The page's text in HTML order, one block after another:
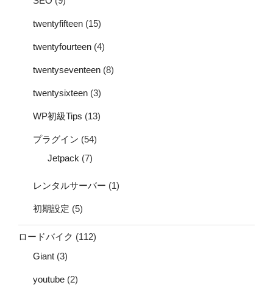
twentyfifteen (15)
twentyfourteen (4)
twentyseventeen (8)
twentysixteen (3)
WP初級Tips (13)
プラグイン (54)
Jetpack (7)
レンタルサーバー (1)
初期設定 (5)
ロードバイク (112)
Giant (3)
youtube (2)